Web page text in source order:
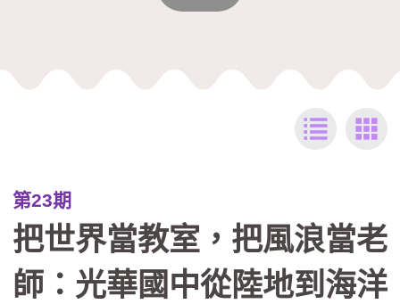
第23期
把世界當教室，把風浪當老
師：光華國中從陸地到海洋